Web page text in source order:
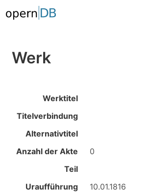
Werk
Werktitel
Titelverbindung
Alternativtitel
Anzahl der Akte
0
Teil
Uraufführung
10.01.1816